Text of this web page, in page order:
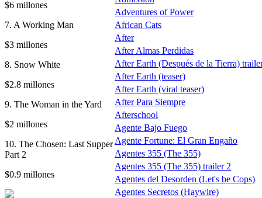
$6 millones
7. A Working Man
$3 millones
8. Snow White
$2.8 millones
9. The Woman in the Yard
$2 millones
10. The Chosen: Last Supper
Part 2
$0.9 millones
Adventures of Power
African Cats
After
After Almas Perdidas
After Earth (Después de la Tierra)
After Earth (teaser)
After Earth (viral teaser)
After Para Siempre
Afterschool
Agente Bajo Fuego
Agente Fortune: El Gran Engaño
Agentes 355 (The 355)
Agentes 355 (The 355) trailer 2
Agentes del Desorden (Let's be Cops)
Agentes Secretos (Haywire)